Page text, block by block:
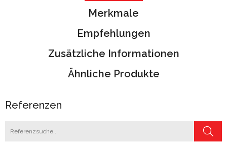
Merkmale
Empfehlungen
Zusätzliche Informationen
Ähnliche Produkte
Referenzen